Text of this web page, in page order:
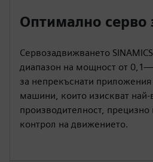
Оптимално серво
Сервозадвижването
диапазон на мощност от
за непрекъснати приложения
машини, които изискват най-
производителност,
контрол на движението.